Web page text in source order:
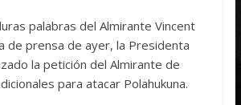
palabras del Almirante Vincent
de prensa de ayer, la Presidenta
la petición del Almirante de
para atacar Polahukuna.